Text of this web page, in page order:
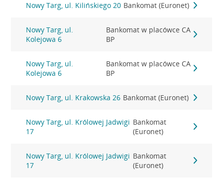
Nowy Targ, ul. Kilińskiego 20 Bankomat (Euronet)
Nowy Targ, ul.
Kolejowa 6
Bankomat w placówce CA
BP
Nowy Targ, ul.
Kolejowa 6
Bankomat w placówce CA
BP
Nowy Targ, ul. Krakowska 26 Bankomat (Euronet)
Nowy Targ, ul. Królowej Jadwigi
17
Bankomat
(Euronet)
Nowy Targ, ul. Królowej Jadwigi
17
Bankomat
(Euronet)